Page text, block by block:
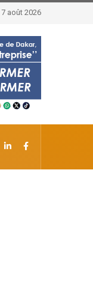
7 août 2026